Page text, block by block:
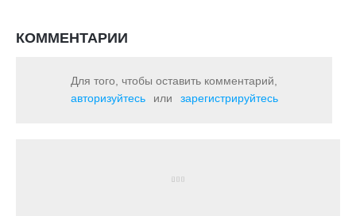
КОММЕНТАРИИ
Для того, чтобы оставить комментарий,
авторизуйтесь
или зарегистрируйтесь